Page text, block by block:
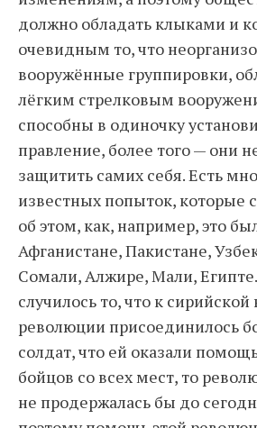
должно обладать клыками и
очевидным то, что
вооружённые группировки,
лёгким стрелковым
способны в одиночку
правление, более того — они
защитить самих себя. Есть
известных попыток, которые
об этом, как, например, это
Афганистане, Пакистане,
Сомали, Алжире, Мали,
случилось то, что к
революции присоединилось
солдат, что ей оказали
бойцов со всех мест, то
не продержалась бы до